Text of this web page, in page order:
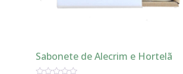
Sabonete de Alecrim e Hortelã